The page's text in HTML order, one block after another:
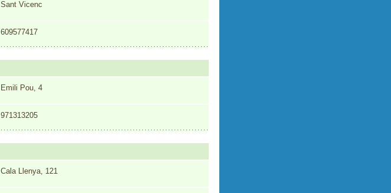
Sant Vicenc
609577417
Emili Pou, 4
971313205
Cala Llenya, 121